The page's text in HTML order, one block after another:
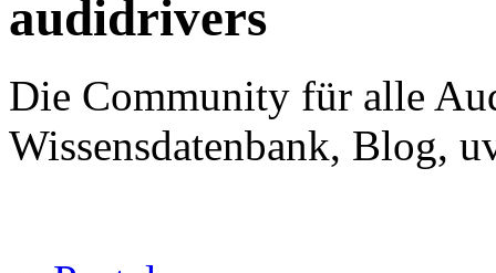
audidrivers
Die Community für alle
Wissensdatenbank, Blog,